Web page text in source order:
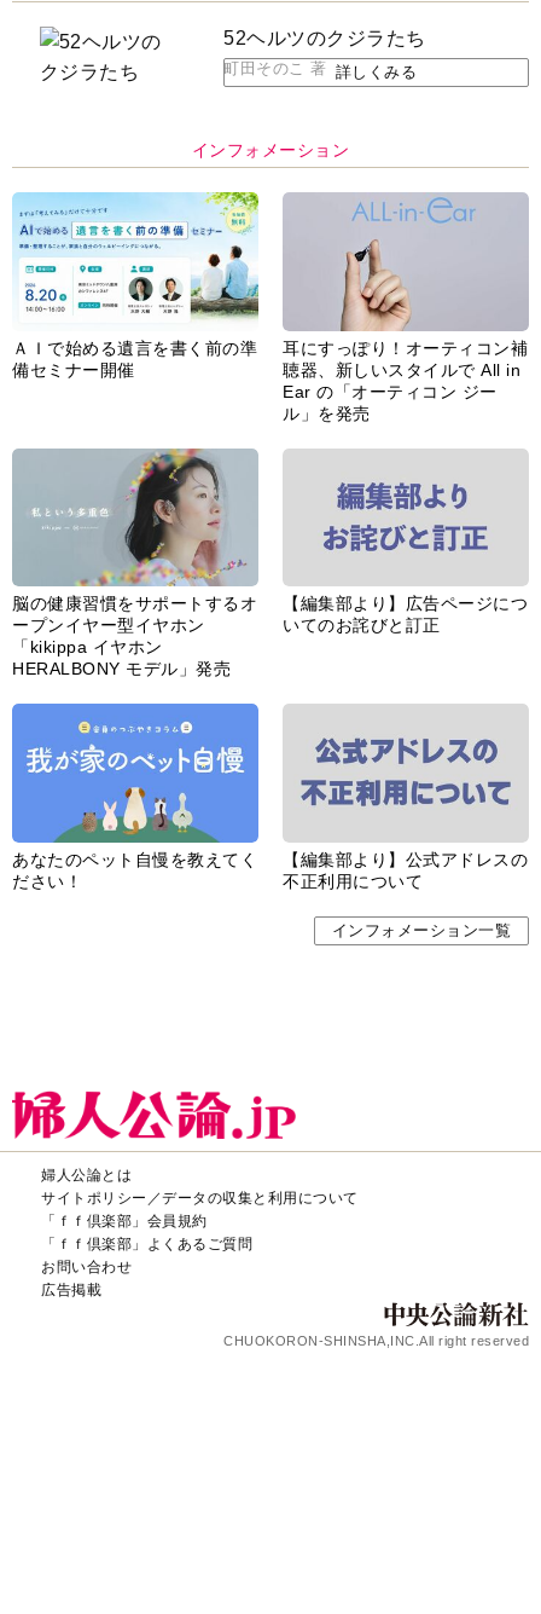
52ヘルツのクジラたち
町田そのこ 著 詳しくみる
インフォメーション
ＡＩで始める遺言を書く前の準
備セミナー開催
耳にすっぽり！オーティコン補
聴器、新しいスタイルで All in
Ear の「オーティコン ジー
ル」を発売
脳の健康習慣をサポートするオ
ープンイヤー型イヤホン
「kikippa イヤホン
HERALBONY モデル」発売
【編集部より】広告ページにつ
いてのお詫びと訂正
あなたのペット自慢を教えてく
ださい！
【編集部より】公式アドレスの
不正利用について
インフォメーション一覧
婦人公論とは
サイトポリシー／データの収集と利用について
「ｆｆ倶楽部」会員規約
「ｆｆ倶楽部」よくあるご質問
お問い合わせ
広告掲載
CHUOKORON-SHINSHA,INC.All right reserved